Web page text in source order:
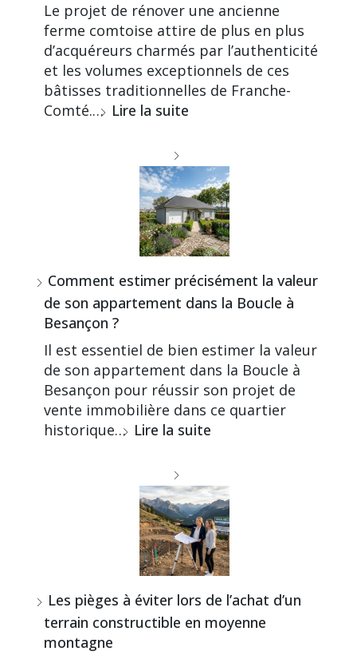
Le projet de rénover une ancienne
ferme comtoise attire de plus en plus
d’acquéreurs charmés par l’authenticité
et les volumes exceptionnels de ces
bâtisses traditionnelles de Franche-
Comté.… Lire la suite
Comment estimer précisément la valeur
de son appartement dans la Boucle à
Besançon ?
Il est essentiel de bien estimer la valeur
de son appartement dans la Boucle à
Besançon pour réussir son projet de
vente immobilière dans ce quartier
historique… Lire la suite
Les pièges à éviter lors de l’achat d’un
terrain constructible en moyenne
montagne